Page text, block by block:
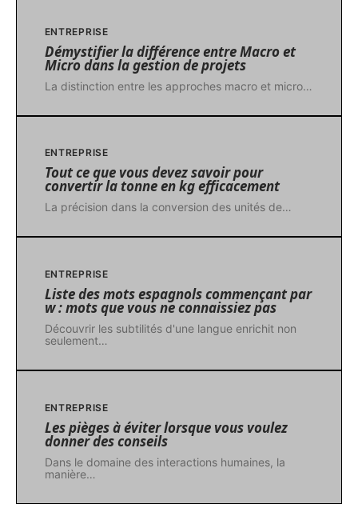
ENTREPRISE
Démystifier la différence entre Macro et
Micro dans la gestion de projets
La distinction entre les approches macro et micro…
ENTREPRISE
Tout ce que vous devez savoir pour
convertir la tonne en kg efficacement
La précision dans la conversion des unités de…
ENTREPRISE
Liste des mots espagnols commençant par
w : mots que vous ne connaissiez pas
Découvrir les subtilités d'une langue enrichit non
seulement…
ENTREPRISE
Les pièges à éviter lorsque vous voulez
donner des conseils
Dans le domaine des interactions humaines, la
manière…